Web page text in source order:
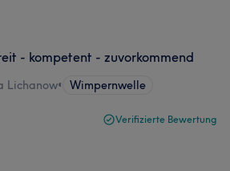
- kompetent - zuvorkommend
Lichanow• Wimpernwelle
Verifizierte Bewertung